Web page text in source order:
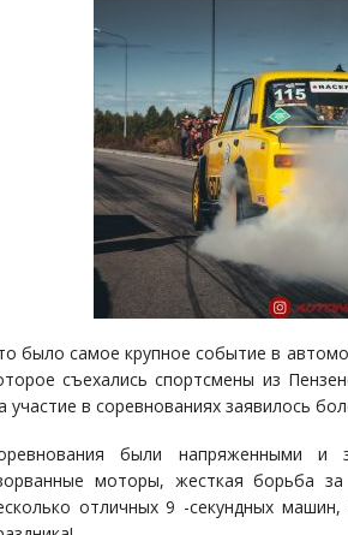
было самое крупное событие в
съехались спортсмены из
участие в соревнованиях заявилось
были напряженными и
моторы, жесткая борьба
отличных 9 -секундных